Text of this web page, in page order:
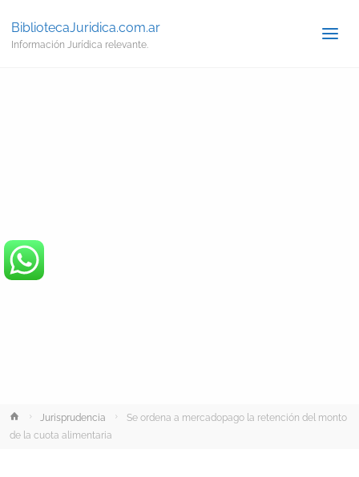
BibliotecaJuridica.com.ar
Información Jurídica relevante.
InicioJurisprudencia
Se ordena a mercadopago la retención del monto
de la cuota alimentaria